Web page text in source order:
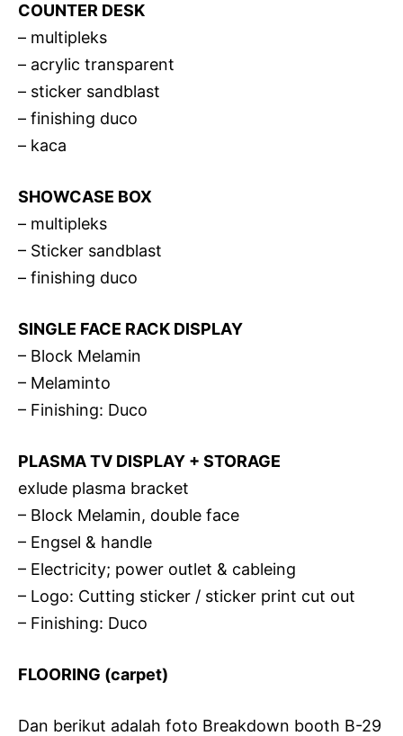
COUNTER DESK
– multipleks
– acrylic transparent
– sticker sandblast
– finishing duco
– kaca
SHOWCASE BOX
– multipleks
– Sticker sandblast
– finishing duco
SINGLE FACE RACK DISPLAY
– Block Melamin
– Melaminto
– Finishing: Duco
PLASMA TV DISPLAY + STORAGE
exlude plasma bracket
– Block Melamin, double face
– Engsel & handle
– Electricity; power outlet & cableing
– Logo: Cutting sticker / sticker print cut out
– Finishing: Duco
FLOORING (carpet)
Dan berikut adalah foto Breakdown booth B-29